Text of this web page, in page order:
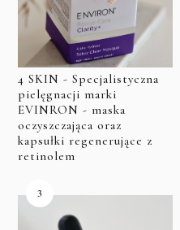
4 SKIN - Specjalistyczna
pielęgnacji marki
EVINRON - maska
oczyszczająca oraz
kapsułki regenerujące z
retinolem